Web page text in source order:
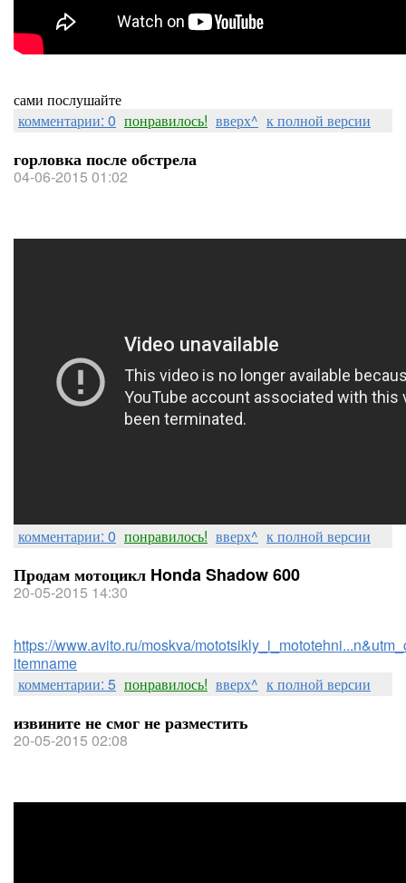
сами послушайте
комментарии: 0 понравилось! вверх^ к полной версии
горловка после обстрела
04-06-2015 01:02
комментарии: 0 понравилось! вверх^ к полной версии
Продам мотоцикл Honda Shadow 600
20-05-2015 14:30
https://www.avito.ru/moskva/
itemname
комментарии: 5 понравилось! вверх^ к полной версии
извините не смог не разместить
20-05-2015 02:08